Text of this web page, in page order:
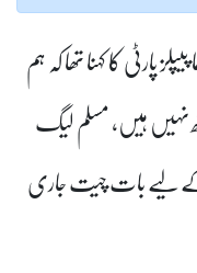
پارٹی کا کہنا تھا کہ ہم
ہیں، مسلم لیگ
لیے بات چیت جاری